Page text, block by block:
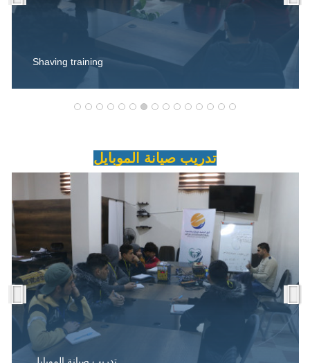
Shaving training
تدريب صيانة الموبايل